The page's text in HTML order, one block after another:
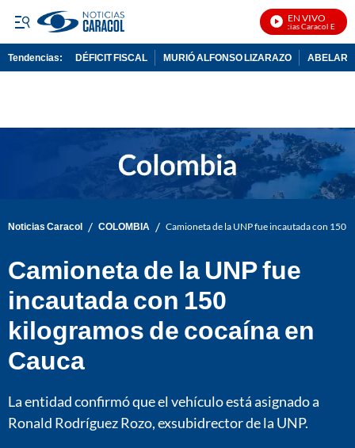
EN VIVO
Noticias Caracol En Vivo
Tendencias: DÉFICIT FISCAL MURIÓ ALFONSO LIZARAZO
Noticias Caracol / COLOMBIA / Camioneta de la UNP fue incautada con 150
Camioneta de la UNP fue
incautada con 150
kilogramos de cocaína en
Cauca
La entidad confirmó que el vehículo está asignado a
Ronald Rodríguez Rozo, exsubidrector de la UNP.